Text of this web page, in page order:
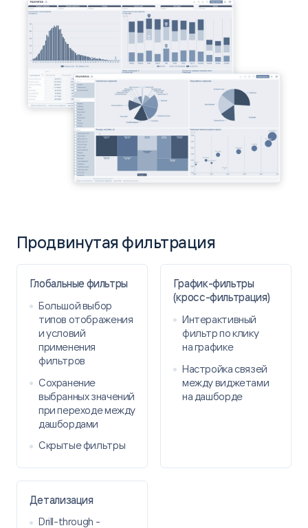
Торгово-промышленная палата РФ
ЗАДАЧА
Как Polymatica заместила иностранную BI-систему
Qlik Sense и внедрила инструменты для
интерактивного и разностороннего анализа и
построения информационных панелей.
информационных панелей для визуализации
объемах данных.
Polymatica
Продвинутая фильтрация
Глобальные фильтры
Большой выбор
типов отображения
и условий
применения
фильтров
Сохранение
выбранных значений
при переходе между
дашбордами
Скрытые фильтры
График-фильтры
(кросс-фильтрация)
Интерактивный
фильтр по клику
на графике
Настройка связей
между виджетами
на дашборде
Детализация
Drill-through -